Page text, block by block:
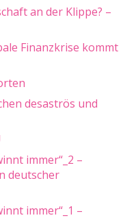
an der Klippe? –
Finanzkrise kommt
desaströs und
immer“_2 –
deutscher
immer“_1 –